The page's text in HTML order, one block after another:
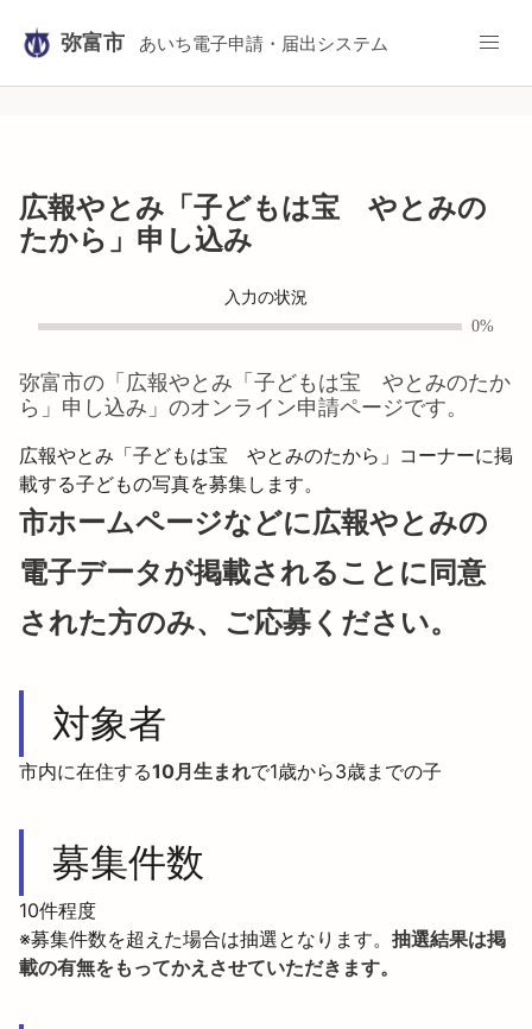
弥富市 あいち電子申請・届出システム
広報やとみ「子どもは宝 やとみの
たから」申し込み
入力の状況
0%
弥富市の「 広報やとみ「子どもは宝 やとみのたか
ら」申し込み 」のオンライン申請ページです。
広報やとみ「子どもは宝　やとみのたから」コーナーに掲
載する子どもの写真を募集します。
市ホームページなどに広報やとみの
電子データが掲載されることに同意
された方のみ、ご応募ください。
対象者
市内に在住する10月生まれで1歳から3歳までの子
募集件数
10件程度
※募集件数を超えた場合は抽選となります。 抽選結果は掲
載の有無をもってかえさせていただきます。